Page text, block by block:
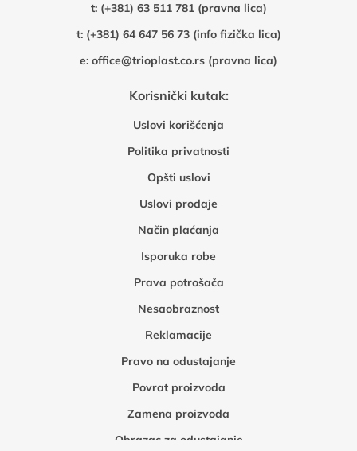
t: (+381) 63 511 781 (pravna lica)
t: (+381) 64 647 56 73 (info fizička lica)
e: office@trioplast.co.rs (pravna lica)
Korisnički kutak:
Uslovi korišćenja
Politika privatnosti
Opšti uslovi
Uslovi prodaje
Način plaćanja
Isporuka robe
Prava potrošača
Nesaobraznost
Reklamacije
Pravo na odustajanje
Povrat proizvoda
Zamena proizvoda
Obrazac za odustajanje